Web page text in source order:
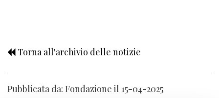
Torna all'archivio delle notizie
Pubblicata da: Fondazione il 15-04-2025